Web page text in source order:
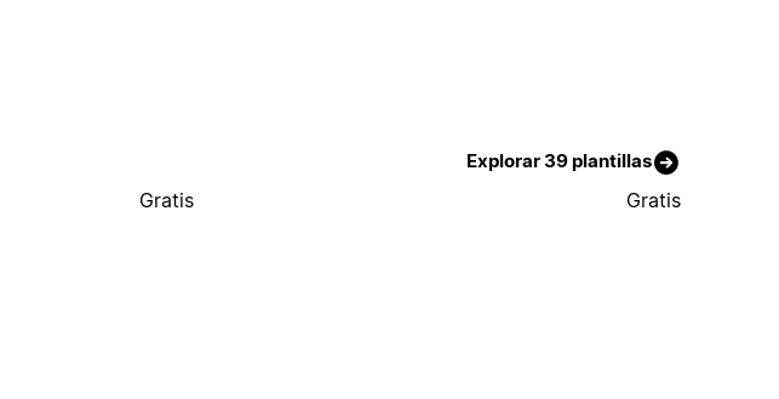
Explorar 39 plantillas
Gratis Gratis